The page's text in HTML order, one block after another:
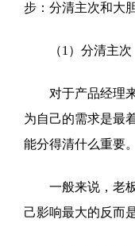
步：分清主次和大
（1）分清主次
对于产品经理来
为自己的需求是最
能分得清什么重要。
一般来说，老板
己影响最大的反而